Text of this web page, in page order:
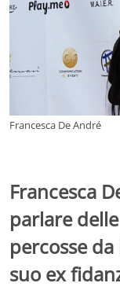
Francesca De André
Francesca
parlare
percosse
suo ex